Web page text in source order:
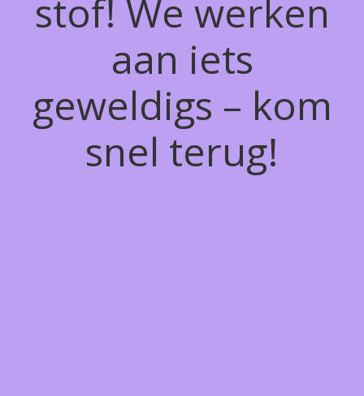
stof! We werken
aan iets
geweldigs – kom
snel terug!